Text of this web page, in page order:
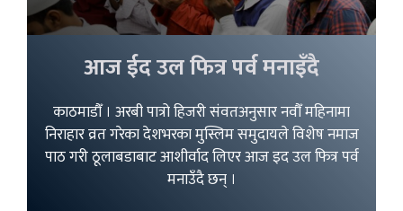
आज ईद उल फित्र पर्व मनाइँदै
काठमाडौँ । अरबी पात्रो हिजरी संवतअनुसार नवौँ महिनामा
निराहार व्रत गरेका देशभरका मुस्लिम समुदायले विशेष नमाज
पाठ गरी ठूलाबडाबाट आशीर्वाद लिएर आज इद उल फित्र पर्व
मनाउँदै छन् ।